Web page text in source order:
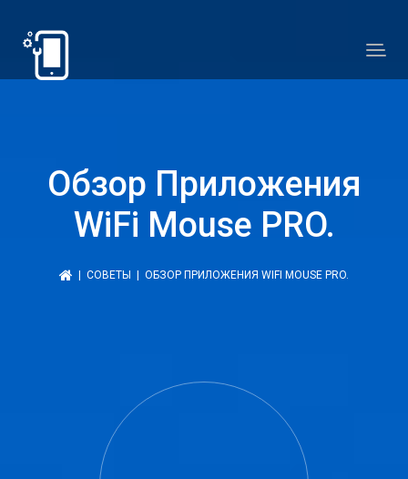
Обзор Приложения
WiFi Mouse PRO.
СОВЕТЫ | ОБЗОР ПРИЛОЖЕНИЯ WIFI MOUSE PRO.